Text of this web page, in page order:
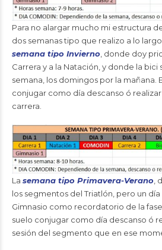
Para no alargar mucho mi estructura
dos semanas tipo que realizo a lo
semana tipo Invierno, donde doy
Carrera y a la Natación, y donde la bici
semana, los domingos por la mañana.
conjugar como día descanso ó
carrera.
La semana tipo Primavera-Verano ,
los segmentos del Triatlón, pero un
Gimnasio como recordatorio de la
suelo conjugar como día descanso ó
sesión del segmento que en ese